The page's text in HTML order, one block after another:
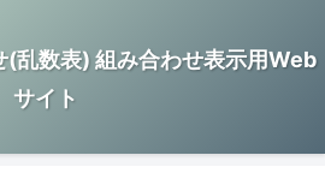
(乱数表) 組み合わせ表示用Web
サイト